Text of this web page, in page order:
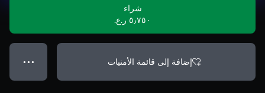
شراء
٥٫٧٥٠ ر.ع.‏
إضافة إلى قائمة الأمنيات ● ● ●